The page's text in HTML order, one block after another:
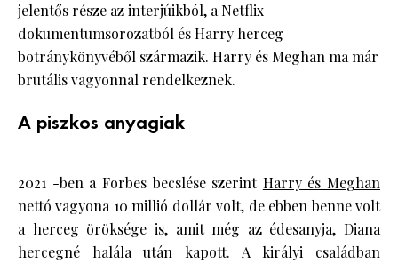
jelentős része az interjúikból, a Netflix
dokumentumsorozatból és Harry herceg
botránykönyvéből származik. Harry és Meghan ma már
brutális vagyonnal rendelkeznek.
A piszkos anyagiak
2021 -ben a Forbes becslése szerint Harry és Meghan
nettó vagyona 10 millió dollár volt, de ebben benne volt
a herceg öröksége is, amit még az édesanyja, Diana
hercegné halála után kapott. A királyi családban